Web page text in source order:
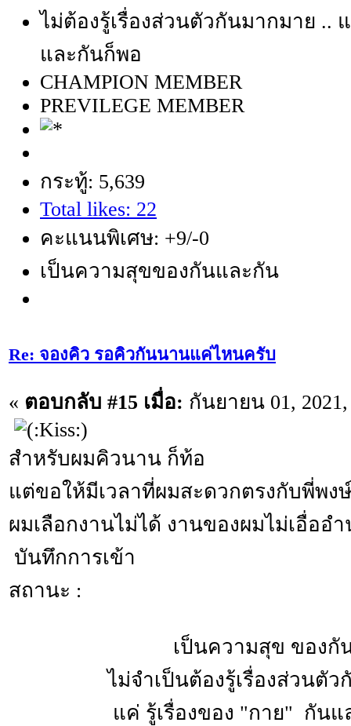
ไม่ต้องรู้เรื่องส่วนตัวกันมากมาย ..
และกันก็พอ
CHAMPION MEMBER
PREVILEGE MEMBER
กระทู้: 5,639
Total likes: 22
คะแนนพิเศษ: +9/-0
เป็นความสุขของกันและกัน
Re: จองคิว รอคิวกันนานแค่ไหนครับ
« ตอบกลับ #15 เมื่อ: กันยายน 01,
สำหรับผมคิวนาน ก็ท้อ
แต่ขอให้มีเวลาที่ผมสะดวกตรงกับพี่พง
ผมเลือกงานไม่ได้ งานของผมไม่เอื่ออำ
บันทึกการเข้า
สถานะ :
เป็นความสุข ของกันแ
ไม่จำเป็นต้องรู้เรื่องส่วนตัวกั
แค่ รู้เรื่องของ "กาย" กันแล